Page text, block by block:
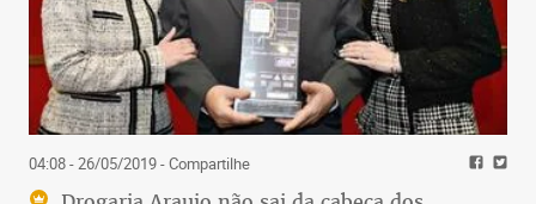
04:08 - 26/05/2019- Compartilhe